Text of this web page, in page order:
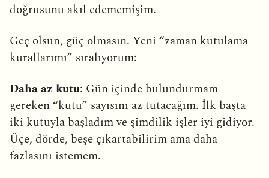
doğrusunu akıl edememişim.
Geç olsun, güç olmasın. Yeni “zaman kutulama
kurallarımı” sıralıyorum:
Daha az kutu: Gün içinde bulundurmam
gereken “kutu” sayısını az tutacağım. İlk başta
iki kutuyla başladım ve şimdilik işler iyi gidiyor.
Üçe, dörde, beşe çıkartabilirim ama daha
fazlasını istemem.